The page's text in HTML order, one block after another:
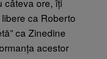
ca Roberto
ca Zinedine
acestor